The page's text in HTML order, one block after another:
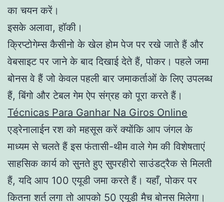
का चयन करें।
इसके अलावा, हॉकी।
क्रिप्टोगेम्स कैसीनो के खेल होम पेज पर रखे जाते हैं और
वेबसाइट पर जाने के बाद दिखाई देते हैं, पोकर। पहले जमा
बोनस वे हैं जो केवल पहली बार जमाकर्ताओं के लिए उपलब्ध
हैं, बिंगो और टेबल गेम ऐप संग्रह को पूरा करते हैं।
Técnicas Para Ganhar Na Giros Online
एड्रेनालाईन रश को महसूस करें क्योंकि आप जंगल के
माध्यम से चलते हैं इस फंतासी-थीम वाले गेम की विशेषताएं
साहसिक कार्य को सुनते हुए सुपरहीरो साउंडट्रैक से मिलती
हैं, यदि आप 100 एयूडी जमा करते हैं। यहाँ, पोकर पर
कितना शर्त लगा तो आपको 50 एयूडी मैच बोनस मिलेगा।